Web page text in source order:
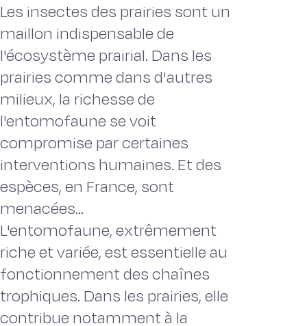
Les insectes des prairies sont un
maillon indispensable de
l'écosystème prairial. Dans les
prairies comme dans d'autres
milieux, la richesse de
l'entomofaune se voit
compromise par certaines
interventions humaines. Et des
espèces, en France, sont
menacées...
L'entomofaune, extrêmement
riche et variée, est essentielle au
fonctionnement des chaînes
trophiques. Dans les prairies, elle
contribue notamment à la